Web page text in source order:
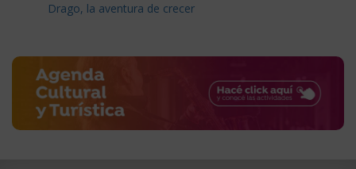
Drago, la aventura de crecer